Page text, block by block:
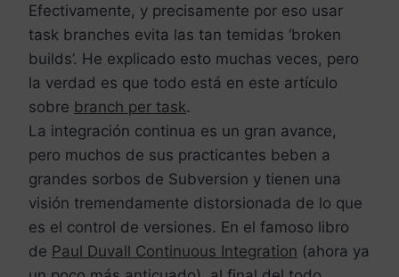
Efectivamente, y precisamente por eso usar
task branches evita las tan temidas ‘broken
builds’. He explicado esto muchas veces, pero
la verdad es que todo está en este artículo
sobre branch per task.
La integración continua es un gran avance,
pero muchos de sus practicantes beben a
grandes sorbos de Subversion y tienen una
visión tremendamente distorsionada de lo que
es el control de versiones. En el famoso libro
de Paul Duvall Continuous Integration (ahora ya